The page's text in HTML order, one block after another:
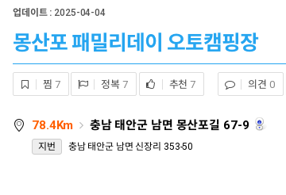
업데이트 : 2025-04-04
몽산포 패밀리데이 오토캠핑장
찜 7 정복 7 추천7 의견 0
78.4Km 충남 태안군 남면 몽산포길 67-9
지번 충남 태안군 남면 신장리 353-50
유료캠핑장 글램핑/카라반 테마검색
댓글순
약국 주유소 카페 편의점
내 위치 변경
현재 위치정보가 정확하지 않습니다.
위치정보를 확인해주세요.